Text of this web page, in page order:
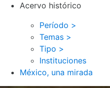
Acervo histórico
Período >
Temas >
Tipo >
Instituciones
México, una mirada